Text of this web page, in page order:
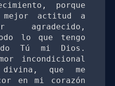
porque
actitud a
agradecido,
lo que tengo
Tú mi Dios.
incondicional
que me
en mi corazón